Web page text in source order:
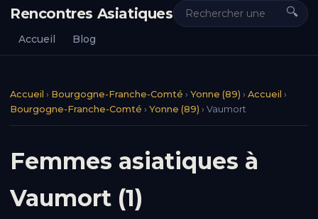
Rencontres Asiatiques 🔍
Accueil Blog
Accueil › Bourgogne-Franche-Comté › Yonne (89) › Accueil ›
Bourgogne-Franche-Comté › Yonne (89) › Vaumort
Femmes asiatiques à
Vaumort (1)